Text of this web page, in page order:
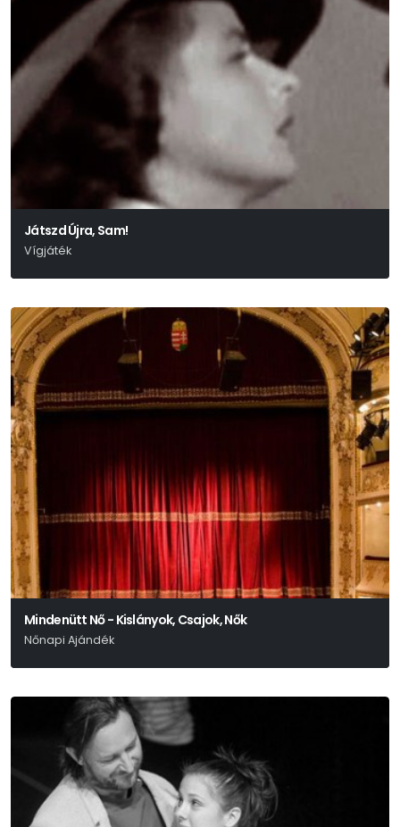
Játszd Újra, Sam!
Vígjáték
Mindenütt Nő - Kislányok, Csajok, Nők
Nőnapi Ajándék